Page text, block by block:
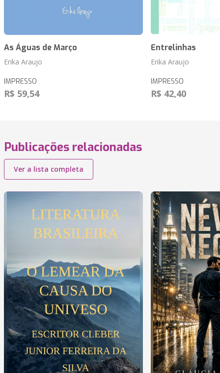
As Águas de Março
Erika Araujo
IMPRESSO
R$ 59,54
Entrelinhas
Erika Araujo
IMPRESSO
R$ 42,40
Publicações relacionadas
Ver a lista completa